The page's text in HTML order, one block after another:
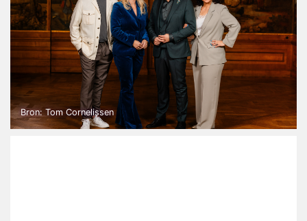
Bron: Tom Cornelissen